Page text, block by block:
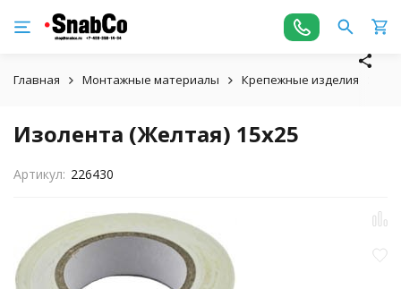
Главная Монтажные материалы Крепежные изделия
Изолента (Желтая) 15х25
Артикул: 226430